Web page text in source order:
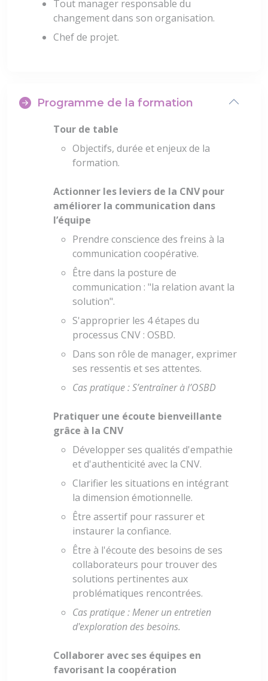
Tout manager responsable du
changement dans son organisation.
Chef de projet.
Programme de la formation
Tour de table
Objectifs, durée et enjeux de la
formation.
Actionner les leviers de la CNV pour
améliorer la communication dans
l’équipe
Prendre conscience des freins à la
communication coopérative.
Être dans la posture de
communication : "la relation avant la
solution".
S'approprier les 4 étapes du
processus CNV : OSBD.
Dans son rôle de manager, exprimer
ses ressentis et ses attentes.
Cas pratique : S’entraîner à l’OSBD
Pratiquer une écoute bienveillante
grâce à la CNV
Développer ses qualités d'empathie
et d'authenticité avec la CNV.
Clarifier les situations en intégrant
la dimension émotionnelle.
Être assertif pour rassurer et
instaurer la confiance.
Être à l'écoute des besoins de ses
collaborateurs pour trouver des
solutions pertinentes aux
problématiques rencontrées.
Cas pratique : Mener un entretien
d'exploration des besoins.
Collaborer avec ses équipes en
favorisant la coopération